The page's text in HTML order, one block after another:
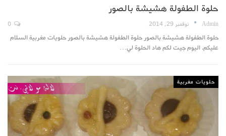
حلوة الطفولة هشيشة بالصور
Admin نوفمبر 29, 2014
حلوة الطفولة هشيشة بالصور حلوة الطفولة هشيشة بالصور حلويات مغربية السلام
عليكم. اليوم جيت لكم هاد الحلوة لي…
حلويات مغربية